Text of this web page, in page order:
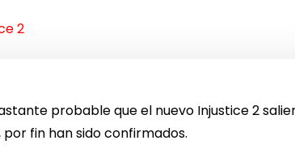
2
probable que el nuevo Injustice 2
fin han sido confirmados.